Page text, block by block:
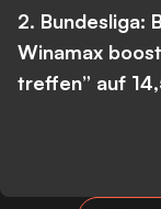
2. Bundesliga:
Winamax
treffen” auf